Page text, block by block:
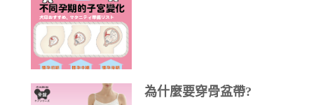
為什麼要穿骨盆帶?